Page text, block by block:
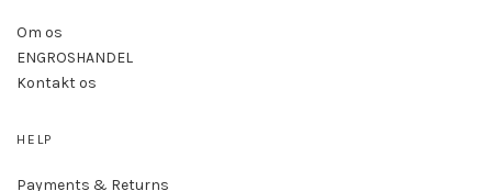
Om os
ENGROSHANDEL
Kontakt os
HELP
Payments & Returns